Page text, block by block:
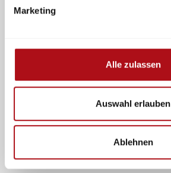
Marketing
Alle zulassen
Auswahl erlauben
Ablehnen
Mitglied werden